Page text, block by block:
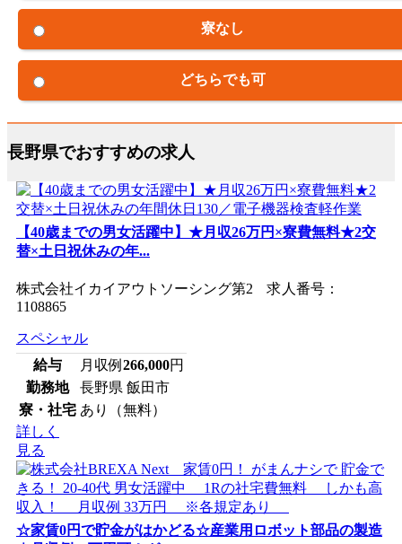
寮なし
どちらでも可
長野県でおすすめの求人
【40歳までの男女活躍中】★月収26万円×寮費無料★2交
替×土日祝休みの年...
株式会社イカイアウトソーシング第2 求人番号：
1108865
スペシャル
給与
月収例 266,000円
勤務地
長野県 飯田市
寮・社宅 あり（無料）
詳しく
見る
☆家賃0円で貯金がはかどる☆産業用ロボット部品の製造